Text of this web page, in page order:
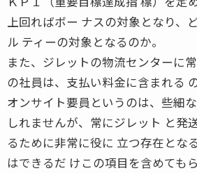
上回ればボー ナスの対象となり、
ル ティーの対象となるのか。
また、ジレットの物流センターに
の社員は、支払い料金に含まれる の
オンサイト要員というのは、些細
しれませんが、常にジレット と発
るために非常に役に 立つ存在とな
はできるだ けこの項目を含めても